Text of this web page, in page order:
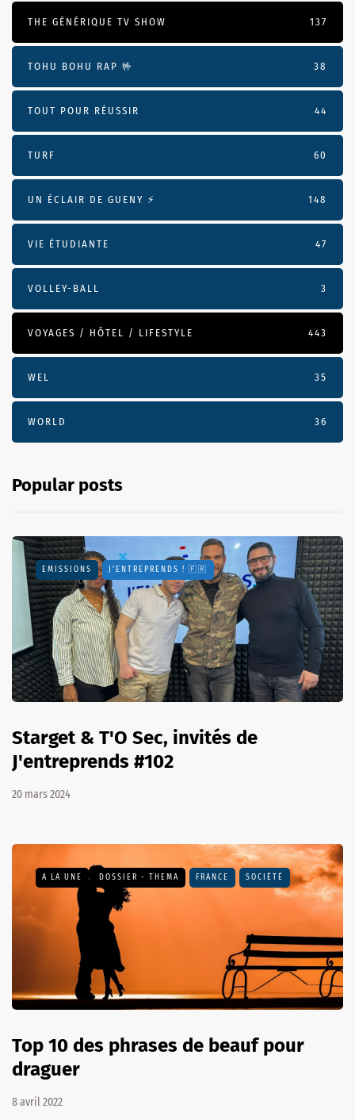
THE GÉNÉRIQUE TV SHOW 137
TOHU BOHU RAP 🤟 38
TOUT POUR RÉUSSIR 44
TURF 60
UN ÉCLAIR DE GUENY ⚡️ 148
VIE ÉTUDIANTE 47
VOLLEY-BALL 3
VOYAGES / HÔTEL / LIFESTYLE 443
WEL 35
WORLD 36
Popular posts
EMISSIONS J'ENTREPRENDS ! 🇫🇷
Starget & T'O Sec, invités de
J'entreprends #102
20 mars 2024
A LA UNE DOSSIER - THEMA FRANCE SOCIÉTÉ
Top 10 des phrases de beauf pour
draguer
8 avril 2022